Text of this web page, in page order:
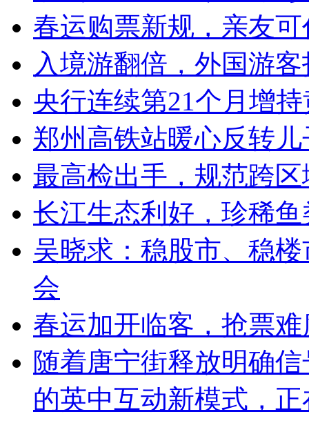
春运购票新规，亲友
入境游翻倍，外国游
央行连续第21个月增
郑州高铁站暖心反转
最高检出手，规范跨
长江生态利好，珍稀
吴晓求：稳股市、稳
会
春运加开临客，抢票
随着唐宁街释放明确
的英中互动新模式，